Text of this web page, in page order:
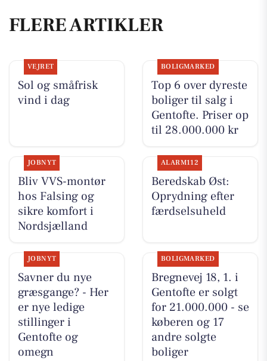
FLERE ARTIKLER
VEJRET
Sol og småfrisk
vind i dag
BOLIGMARKED
Top 6 over dyreste
boliger til salg i
Gentofte. Priser op
til 28.000.000 kr
JOBNYT
Bliv VVS-montør
hos Falsing og
sikre komfort i
Nordsjælland
ALARM112
Beredskab Øst:
Oprydning efter
færdselsuheld
JOBNYT
Savner du nye
græsgange? - Her
er nye ledige
stillinger i
Gentofte og
omegn
BOLIGMARKED
Bregnevej 18, 1. i
Gentofte er solgt
for 21.000.000 - se
køberen og 17
andre solgte
boliger